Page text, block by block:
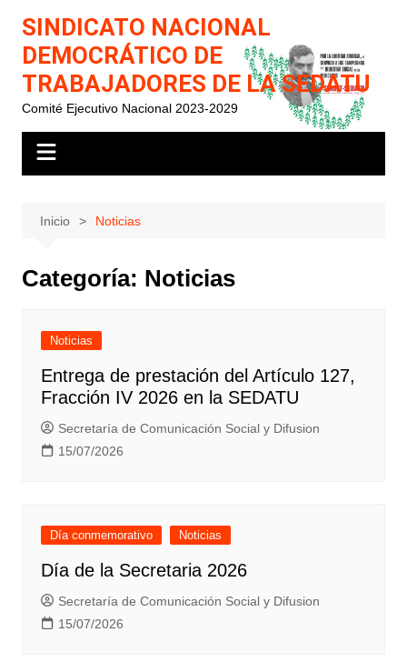
contenido
SINDICATO NACIONAL
DEMOCRÁTICO DE
TRABAJADORES DE LA SEDATU
Comité Ejecutivo Nacional 2023-2029
Inicio Noticias
Categoría: Noticias
Noticias
Entrega de prestación del Artículo 127,
Fracción IV 2026 en la SEDATU
Secretaría de Comunicación Social y Difusion
15/07/2026
Día conmemorativo Noticias
Día de la Secretaria 2026
Secretaría de Comunicación Social y Difusion
15/07/2026